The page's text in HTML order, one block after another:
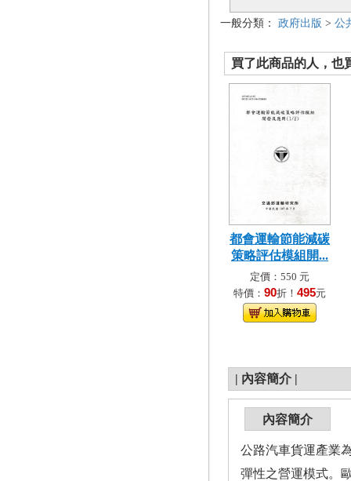
一般分類： 政府出版 > 公
買了此商品的人，也
都會運輸節能減碳
策略評估模組開...
定價：550 元
特價： 90折！ 495元
| 內容簡介 |
內容簡介
公路汽車貨運產業
彈性之營運模式。